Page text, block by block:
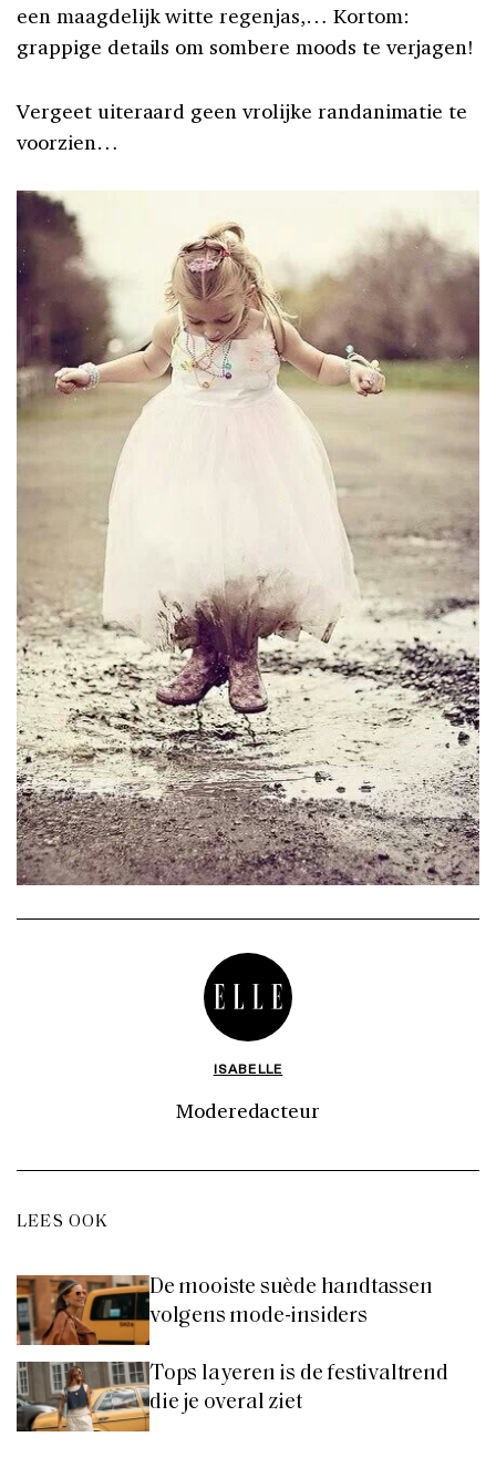
een maagdelijk witte regenjas,… Kortom:
grappige details om sombere moods te verjagen!
Vergeet uiteraard geen vrolijke randanimatie te
voorzien…
ISABELLE
Moderedacteur
LEES OOK
De mooiste suède handtassen
volgens mode-insiders
Tops layeren is de festivaltrend
die je overal ziet